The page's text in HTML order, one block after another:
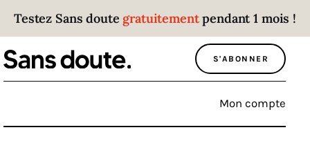
Testez Sans doute gratuitementpendant 1 mois !
S'ABONNER
Mon compte
Sans doute
Parce que plus personne n’écoute les gens
qui ont des choses à dire.
Politique